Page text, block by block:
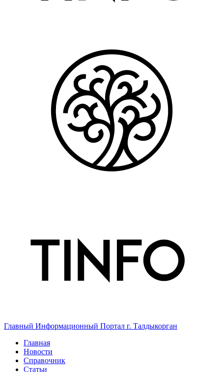
Главный Информационный Портал г. Талдыкорган
Главная
Новости
Справочник
Статьи